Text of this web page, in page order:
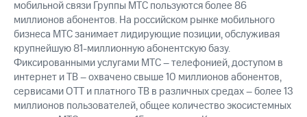
мобильной связи Группы МТС пользуются более 86
миллионов абонентов. На российском рынке мобильного
бизнеса МТС занимает лидирующие позиции, обслуживая
крупнейшую 81-миллионную абонентскую базу.
Фиксированными услугами МТС – телефонией, доступом в
интернет и ТВ – охвачено свыше 10 миллионов абонентов,
сервисами OTT и платного ТВ в различных средах – более 13
миллионов пользователей, общее количество экосистемных